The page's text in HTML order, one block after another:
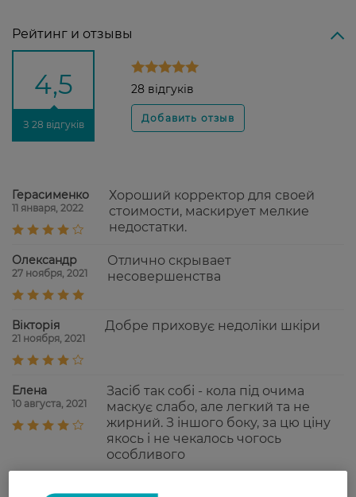
Рейтинг и отзывы
4,5
З 28 відгуків
28 відгуків
Герасименко
11 января, 2022
Хороший корректор для своей
стоимости, маскирует мелкие
недостатки.
Олександр
27 ноября, 2021
Отлично скрывает
несовершенства
Вікторія
21 ноября, 2021
Добре приховує недоліки шкіри
Елена
10 августа, 2021
Засіб так собі - кола під очима
маскує слабо, але легкий та не
жирний. З іншого боку, за цю ціну
якось і не чекалось чогось
особливого